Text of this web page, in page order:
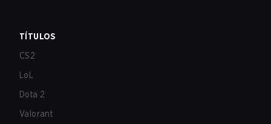
TÍTULOS
CS2
LoL
Dota 2
Valorant